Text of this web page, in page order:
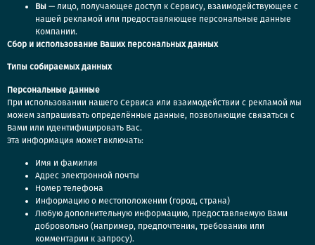
Вы — лицо, получающее доступ к Сервису, взаимодействующее с
нашей рекламой или предоставляющее персональные данные
Компании.
Сбор и использование Ваших персональных данных
Типы собираемых данных
Персональные данные
При использовании нашего Сервиса или взаимодействии с рекламой мы
можем запрашивать определённые данные, позволяющие связаться с
Вами или идентифицировать Вас.
Эта информация может включать:
Имя и фамилия
Адрес электронной почты
Номер телефона
Информацию о местоположении (город, страна)
Любую дополнительную информацию, предоставляемую Вами
добровольно (например, предпочтения, требования или
комментарии к запросу).